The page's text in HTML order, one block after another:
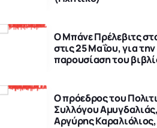
Ο Μπάνε Πρέλεβιτς
στις 25 Μαΐου, για την
παρουσίαση του
Ο πρόεδρος του
Συλλόγου
Αργύρης